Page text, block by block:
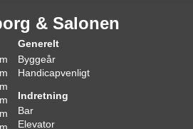
& Salonen
Generelt
Byggeår
Handicapvenligt
Indretning
Bar
Elevator